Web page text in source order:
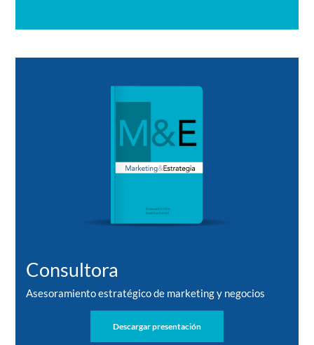
Consultora
Asesoramiento estratégico de marketing y negocios
Descargar presentación